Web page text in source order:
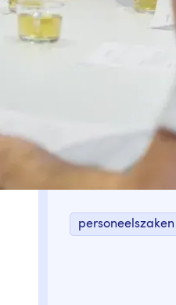
personeelszaken